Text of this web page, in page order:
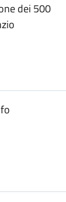
dei 500